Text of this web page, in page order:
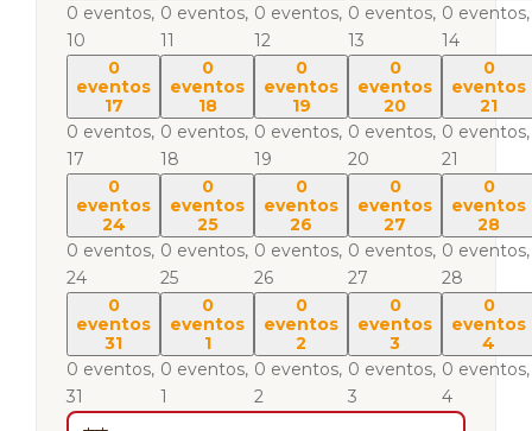
0 eventos,
10
0 eventos,
11
0 eventos,
12
0 eventos,
13
0 eventos,
14
0
eventos
17
0 eventos,
17
0
eventos
18
0 eventos,
18
0
eventos
19
0 eventos,
19
0
eventos
20
0 eventos,
20
0
eventos
21
0 eventos,
21
0
eventos
24
0 eventos,
24
0
eventos
25
0 eventos,
25
0
eventos
26
0 eventos,
26
0
eventos
27
0 eventos,
27
0
eventos
28
0 eventos,
28
0
eventos
31
0 eventos,
31
0
eventos
1
0 eventos,
1
0
eventos
2
0 eventos,
2
0
eventos
3
0 eventos,
3
0
eventos
4
0 eventos,
4